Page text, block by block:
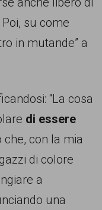
su come
in mutande” a
“La cosa
di essere
che, con la mia
di colore
a
una